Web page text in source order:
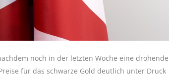
noch in der letzten Woche eine drohende
für das schwarze Gold deutlich unter Druck